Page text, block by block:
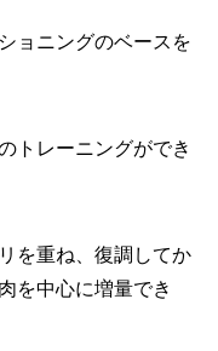
ョニングのベースを
トレーニングができ
を重ね、復調してか
を中心に増量でき